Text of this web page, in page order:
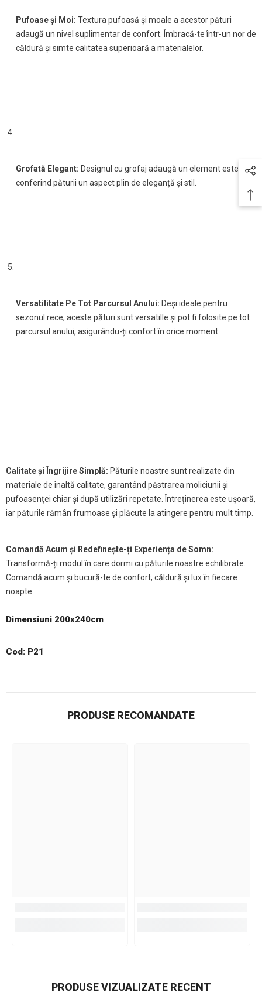
Pufoase și Moi: Textura pufoasă și moale a acestor pături
adaugă un nivel suplimentar de confort. Îmbracă-te într-un nor de
căldură și simte calitatea superioară a materialelor.
Grofată Elegant: Designul cu grofaj adaugă un element estetic,
conferind păturii un aspect plin de eleganță și stil.
Versatilitate Pe Tot Parcursul Anului: Deși ideale pentru
sezonul rece, aceste pături sunt versatille și pot fi folosite pe tot
parcursul anului, asigurându-ți confort în orice moment.
Calitate și Îngrijire Simplă: Păturile noastre sunt realizate din
materiale de înaltă calitate, garantând păstrarea moliciunii și
pufoasenței chiar și după utilizări repetate. Întreținerea este ușoară,
iar păturile rămân frumoase și plăcute la atingere pentru mult timp.
Comandă Acum și Redefinește-ți Experiența de Somn:
Transformă-ți modul în care dormi cu păturile noastre echilibrate.
Comandă acum și bucură-te de confort, căldură și lux în fiecare
noapte.
Dimensiuni 200x240cm
Cod: P21
PRODUSE RECOMANDATE
PRODUSE VIZUALIZATE RECENT